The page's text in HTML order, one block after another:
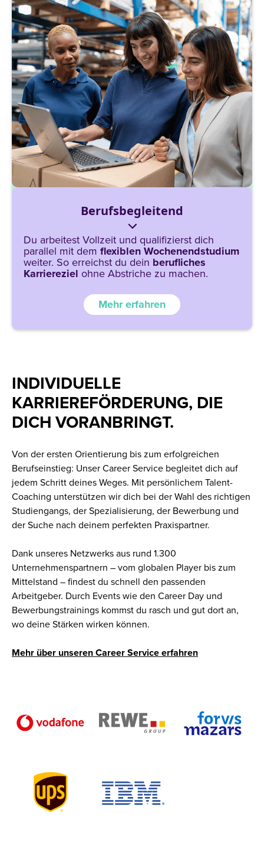
Berufsbegleitend
Du arbeitest Vollzeit und qualifizierst dich
parallel mit dem flexiblen Wochenendstudium
weiter. So erreichst du dein berufliches
Karriereziel ohne Abstriche zu machen.
Mehr erfahren
INDIVIDUELLE
KARRIEREFÖRDERUNG, DIE
DICH VORANBRINGT.
Von der ersten Orientierung bis zum erfolgreichen
Berufseinstieg: Unser Career Service begleitet dich auf
jedem Schritt deines Weges. Mit persönlichem Talent-
Coaching unterstützen wir dich bei der Wahl des richtigen
Studiengangs, der Spezialisierung, der Bewerbung und
der Suche nach deinem perfekten Praxispartner.
Dank unseres Netzwerks aus rund 1.300
Unternehmenspartnern – vom globalen Player bis zum
Mittelstand – findest du schnell den passenden
Arbeitgeber. Durch Events wie den Career Day und
Bewerbungstrainings kommst du rasch und gut dort an,
wo deine Stärken wirken können.
Mehr über unseren Career Service erfahren